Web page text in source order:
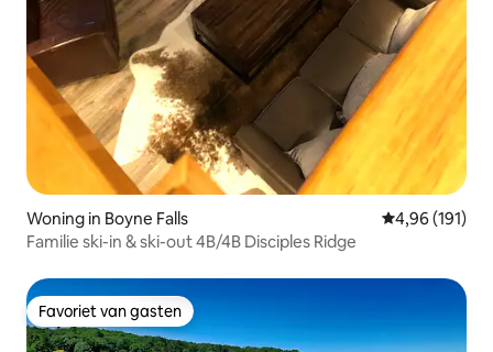
Woning in Boyne Falls Gemiddelde
4,96 (191)
Familie ski-in & ski-out 4B/4B Disciples Ridge
Favoriet van gasten
Favoriet van gasten